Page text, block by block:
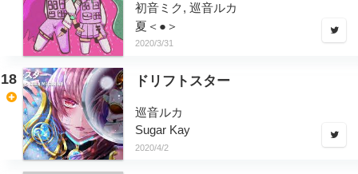
初音ミク, 巡音ルカ
夏＜●＞
2020/3/31
18 ドリフトスター
巡音ルカ
Sugar Kay
2020/4/2